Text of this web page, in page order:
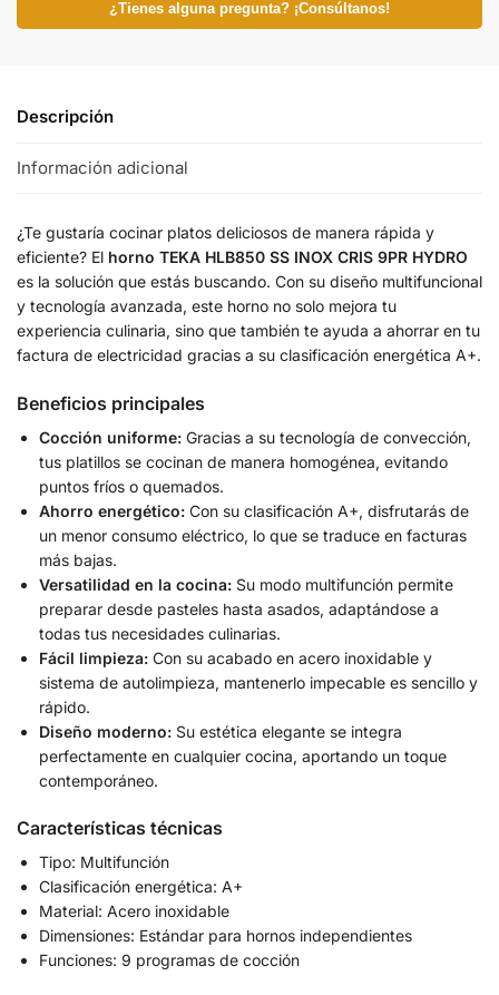
¿Tienes alguna pregunta? ¡Consúltanos!
Descripción
Información adicional
¿Te gustaría cocinar platos deliciosos de manera rápida y
eficiente? El horno TEKA HLB850 SS INOX CRIS 9PR HYDRO
es la solución que estás buscando. Con su diseño multifuncional
y tecnología avanzada, este horno no solo mejora tu
experiencia culinaria, sino que también te ayuda a ahorrar en tu
factura de electricidad gracias a su clasificación energética A+.
Beneficios principales
Cocción uniforme: Gracias a su tecnología de convección,
tus platillos se cocinan de manera homogénea, evitando
puntos fríos o quemados.
Ahorro energético: Con su clasificación A+, disfrutarás de
un menor consumo eléctrico, lo que se traduce en facturas
más bajas.
Versatilidad en la cocina: Su modo multifunción permite
preparar desde pasteles hasta asados, adaptándose a
todas tus necesidades culinarias.
Fácil limpieza: Con su acabado en acero inoxidable y
sistema de autolimpieza, mantenerlo impecable es sencillo y
rápido.
Diseño moderno: Su estética elegante se integra
perfectamente en cualquier cocina, aportando un toque
contemporáneo.
Características técnicas
Tipo: Multifunción
Clasificación energética: A+
Material: Acero inoxidable
Dimensiones: Estándar para hornos independientes
Funciones: 9 programas de cocción